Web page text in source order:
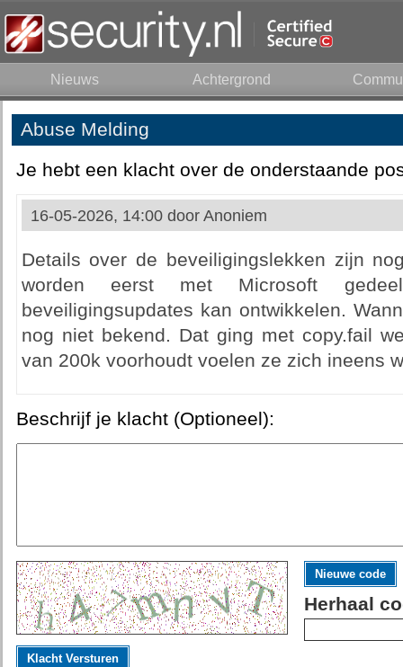
Nieuws Achtergrond
Abuse Melding
Je hebt een klacht over de onderstaande
16-05-2026, 14:00 door Anoniem
Details over de beveiligingslekken zijn
worden eerst met Microsoft
beveiligingsupdates kan ontwikkelen.
nog niet bekend. Dat ging met copy.fail
van 200k voorhoudt voelen ze zich ineens
Beschrijf je klacht (Optioneel):
Nieuwe code
Herhaal
Klacht Versturen